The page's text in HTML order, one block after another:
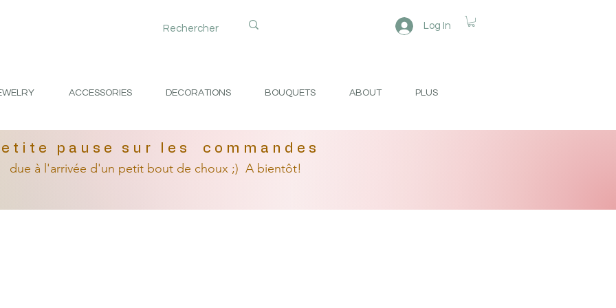
Log In
ACCESSORIES DECORATIONS BOUQUETS ABOUT PLUS
pause sur les commandes
due à l'arrivée d'un petit bout de choux ;) A bientôt!